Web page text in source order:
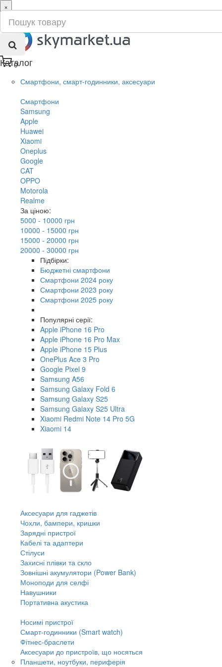
0
×
ru
ua
Каталог
Смартфони, смарт-годинники, аксесуари
Смартфони
Samsung
Apple
Huawei
Xiaomi
Oneplus
Google
CAT
OPPO
Motorola
Realme
За ціною:
5000 - 10000 грн
10000 - 15000 грн
15000 - 20000 грн
20000 - 30000 грн
Підбірки:
Бюджетні смартфони
Смартфони 2024 року
Смартфони 2023 року
Смартфони 2025 року
Популярні серії:
Apple iPhone 16 Pro
Apple iPhone 16 Pro Max
Apple iPhone 15 Plus
OnePlus Ace 3 Pro
Google Pixel 9
Samsung A56
Samsung Galaxy Fold 6
Samsung Galaxy S25
Samsung Galaxy S25 Ultra
Xiaomi Redmi Note 14 Pro 5G
Xiaomi 14
Аксесуари для гаджетів
Чохли, бампери, кришки
Зарядні пристрої
Кабелі та адаптери
Стілуси
Захисні плівки та скло
Зовнішні акумулятори (Power Bank)
Моноподи для селфі
Навушники
Портативна акустика
Носимі пристрої
Смарт-годинники (Smart watch)
Фітнес-браслети
Аксесуари до пристроїв, що носяться
Планшети, ноутбуки, периферія